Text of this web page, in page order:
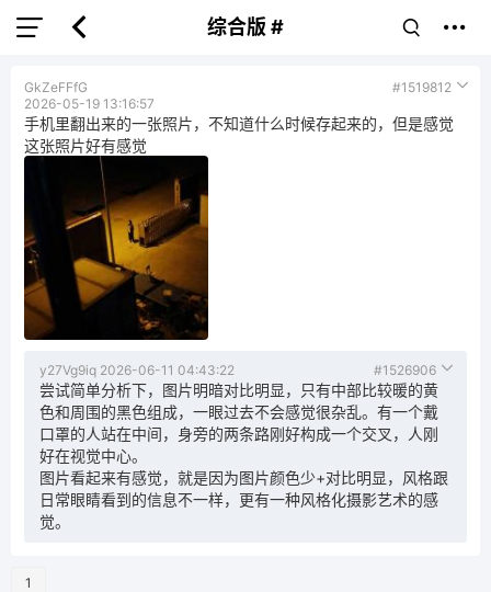
综合版 #
GkZeFFfG
#1519812
2026-05-19 13:16:57
手机里翻出来的一张照片，不知道什么时候存起来的，但是感觉
这张照片好有感觉
y27Vg9iq 2026-06-11 04:43:22 #1526906
尝试简单分析下，图片明暗对比明显，只有中部比较暖的黄
色和周围的黑色组成，一眼过去不会感觉很杂乱。有一个戴
口罩的人站在中间，身旁的两条路刚好构成一个交叉，人刚
好在视觉中心。
图片看起来有感觉，就是因为图片颜色少+对比明显，风格跟
日常眼睛看到的信息不一样，更有一种风格化摄影艺术的感
觉。
1